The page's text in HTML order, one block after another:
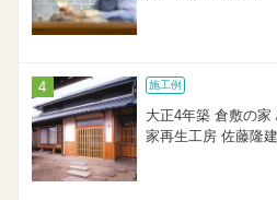
施工例
大正4年築 倉敷の
家再生工房 佐藤隆